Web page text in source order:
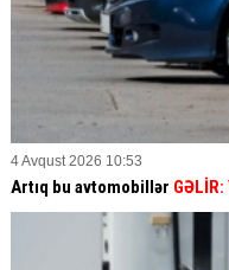
4 Avqust 2026 10:53
Artıq bu avtomobillər GƏLİR: